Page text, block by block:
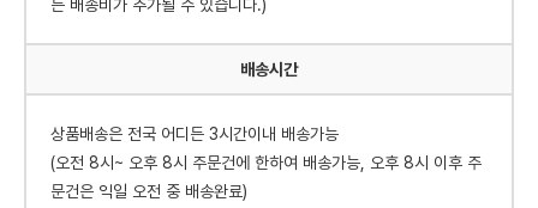
는 배송비가 추가될 수 있습니다.)
배송시간
상품배송은 전국 어디든 3시간이내 배송가능
(오전 8시~ 오후 8시 주문건에 한하여 배송가능, 오후 8시 이후 주
문건은 익일 오전 중 배송완료)